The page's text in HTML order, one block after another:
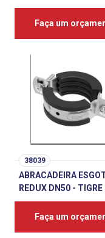
Faça um
38039
ABRACADEIRA
REDUX DN50 - TIGRE
Faça um